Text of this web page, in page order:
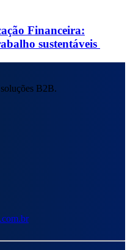
Financeira:
sustentáveis
B2B.